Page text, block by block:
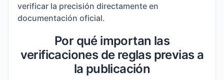
verificar la precisión directamente en
documentación oficial.
Por qué importan las
verificaciones de reglas previas a
la publicación